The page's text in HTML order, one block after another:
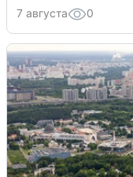
7 августа 0